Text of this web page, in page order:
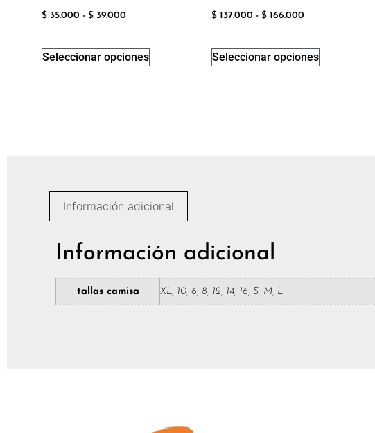
$ 35.000 - $ 39.000
Seleccionar opciones
$ 137.000 - $ 166.000
Seleccionar opciones
Información adicional
Información adicional
tallas camisa XL, 10, 6, 8, 12, 14, 16, S, M, L